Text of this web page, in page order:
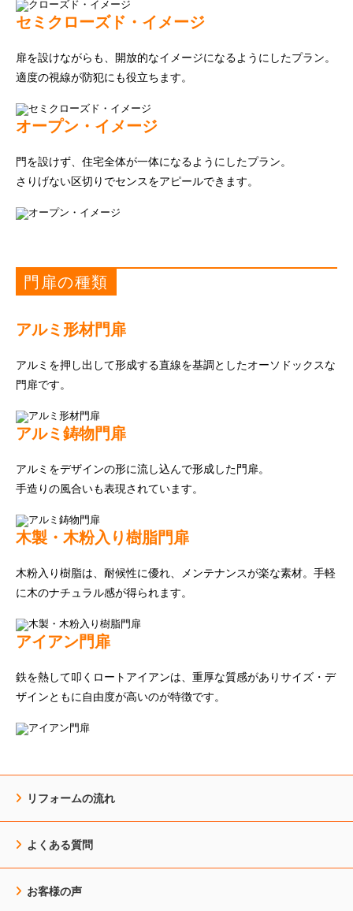
セミクローズド・イメージ
扉を設けながらも、開放的なイメージになるようにしたプラン。
適度の視線が防犯にも役立ちます。
オープン・イメージ
門を設けず、住宅全体が一体になるようにしたプラン。
さりげない区切りでセンスをアピールできます。
門扉の種類
アルミ形材門扉
アルミを押し出して形成する直線を基調としたオーソドックスな
門扉です。
アルミ鋳物門扉
アルミをデザインの形に流し込んで形成した門扉。
手造りの風合いも表現されています。
木製・木粉入り樹脂門扉
木粉入り樹脂は、耐候性に優れ、メンテナンスが楽な素材。手軽
に木のナチュラル感が得られます。
アイアン門扉
鉄を熱して叩くロートアイアンは、重厚な質感がありサイズ・デ
ザインともに自由度が高いのが特徴です。
リフォームの流れ
よくある質問
お客様の声